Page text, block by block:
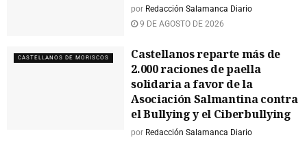
por Redacción Salamanca Diario
9 DE AGOSTO DE 2026
CASTELLANOS DE MORISCOS
Castellanos reparte más de
2.000 raciones de paella
solidaria a favor de la
Asociación Salmantina contra
el Bullying y el Ciberbullying
por Redacción Salamanca Diario